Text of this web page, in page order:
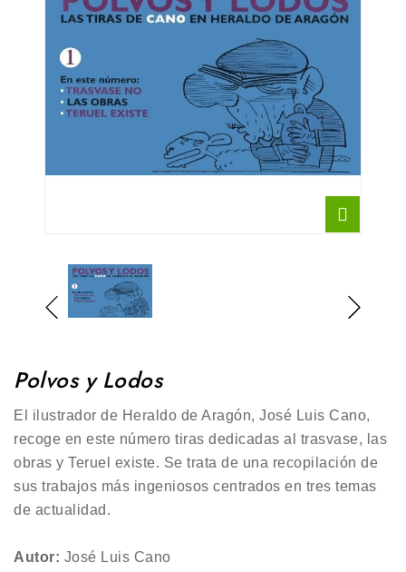
Polvos y Lodos
El ilustrador de Heraldo de Aragón, José Luis Cano,
recoge en este número tiras dedicadas al trasvase, las
obras y Teruel existe. Se trata de una recopilación de
sus trabajos más ingeniosos centrados en tres temas
de actualidad.
Autor: José Luis Cano